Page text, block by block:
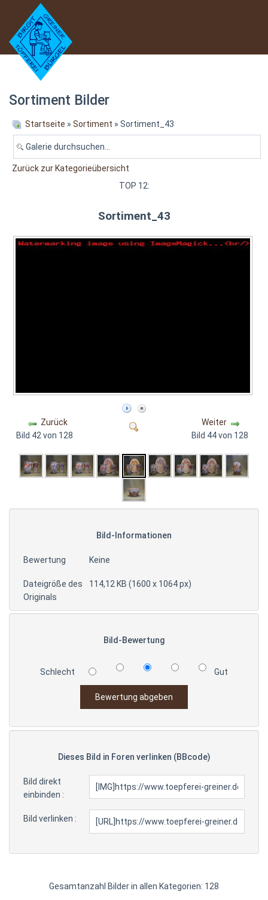
Sortiment Bilder
Startseite » Sortiment » Sortiment_43
Zurück zur Kategorieübersicht
TOP 12:
Sortiment_43
Zurück
Bild 42 von 128
Weiter
Bild 44 von 128
Bild-Informationen
Bewertung Keine
Dateigröße des
Originals
114,12 KB (1600 x 1064 px)
Bild-Bewertung
Schlecht Gut
Dieses Bild in Foren verlinken (BBcode)
Bild direkt
einbinden :
Bild verlinken :
Gesamtanzahl Bilder in allen Kategorien: 128